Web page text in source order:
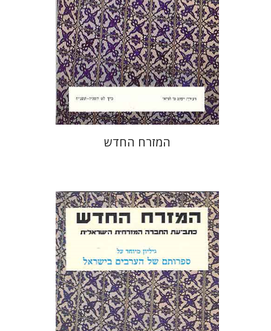
הנחת אתר ספר מודפס
$29
$26
המזרח החדש
עמי אלעד-בוסקילה